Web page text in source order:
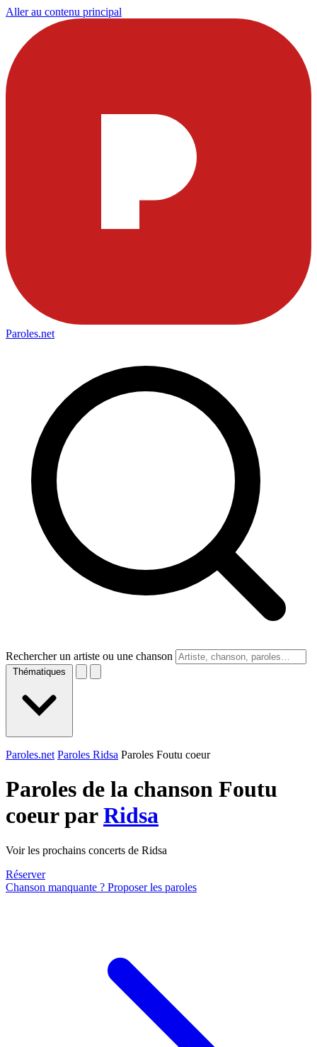
Aller au contenu principal
Paroles.net
Rechercher un artiste ou une chanson
Thématiques
Paroles.net Paroles Ridsa Paroles Foutu coeur
Paroles de la chanson Foutu
coeur parRidsa
Voir les prochains concerts de Ridsa
Réserver
Chanson manquante ? Proposer les paroles